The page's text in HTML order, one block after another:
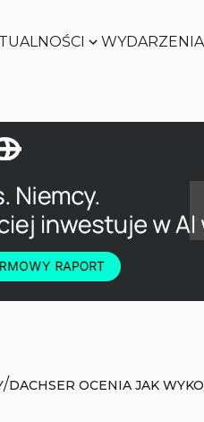
WYDARZENIA
/DACHSER OCENIA JAK